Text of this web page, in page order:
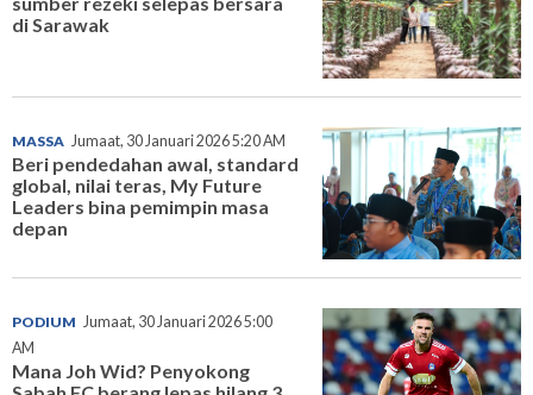
di Sarawak
MASSA Jumaat, 30 Januari 2026 5:20 AM
Beri pendedahan awal, standard
global, nilai teras, My Future
Leaders bina pemimpin masa
depan
PODIUM Jumaat, 30 Januari 2026 5:00
AM
Mana Joh Wid? Penyokong